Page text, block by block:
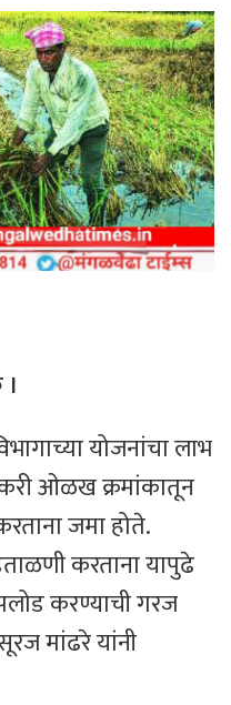
योजनांचा लाभ
ओळख क्रमांकातून
जमा होते.
करताना यापुढे
करण्याची गरज
मांढरे यांनी